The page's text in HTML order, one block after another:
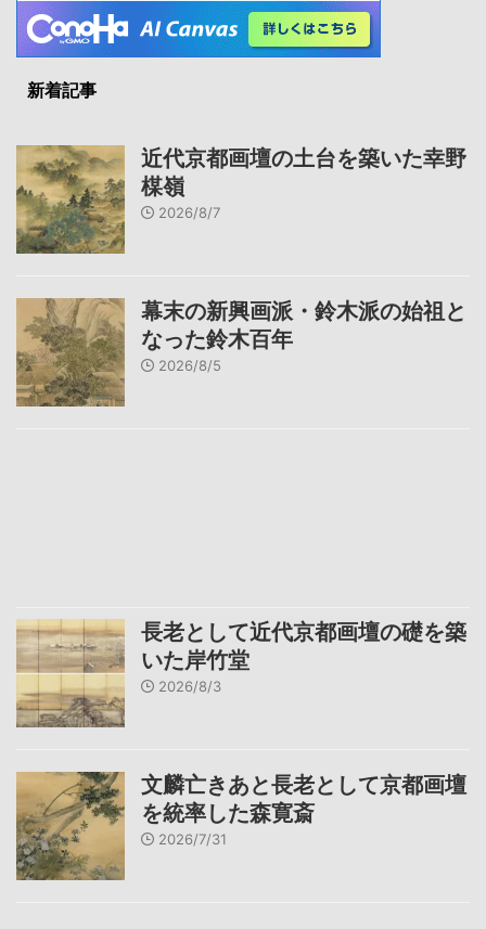
新着記事
近代京都画壇の土台を築いた幸野
楳嶺
2026/8/7
幕末の新興画派・鈴木派の始祖と
なった鈴木百年
2026/8/5
長老として近代京都画壇の礎を築
いた岸竹堂
2026/8/3
文麟亡きあと長老として京都画壇
を統率した森寛斎
2026/7/31